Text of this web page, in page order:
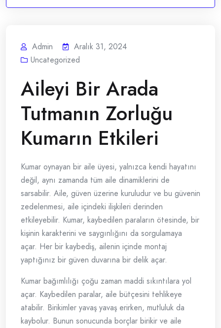
Admin
Aralık 31, 2024
Uncategorized
Aileyi Bir Arada
Tutmanın Zorluğu
Kumarın Etkileri
Kumar oynayan bir aile üyesi, yalnızca kendi hayatını
değil, aynı zamanda tüm aile dinamiklerini de
sarsabilir. Aile, güven üzerine kuruludur ve bu güvenin
zedelenmesi, aile içindeki ilişkileri derinden
etkileyebilir. Kumar, kaybedilen paraların ötesinde, bir
kişinin karakterini ve saygınlığını da sorgulamaya
açar. Her bir kaybediş, ailenin içinde montaj
yaptığınız bir güven duvarına bir delik açar.
Kumar bağımlılığı çoğu zaman maddi sıkıntılara yol
açar. Kaybedilen paralar, aile bütçesini tehlikeye
atabilir. Birikimler yavaş yavaş erirken, mutluluk da
kaybolur. Bunun sonucunda borçlar birikir ve aile